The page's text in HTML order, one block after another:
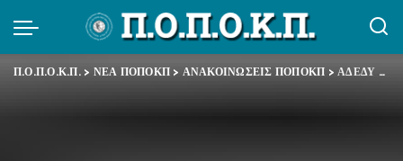
Π.Ο.Π.Ο.Κ.Π.> ΝΕΑ ΠΟΠΟΚΠ > ΑΝΑΚΟΙΝΩΣΕΙΣ ΠΟΠΟΚΠ >ΑΔΕΔΥ – Δελτίο τύπου για τα νέα βάρβαρα και εξοντωτικά μέτρα της κυβέρνησης και της τρόικα